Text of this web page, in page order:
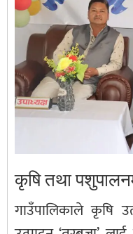
कृषि तथा
गाउँपालिकाले कृषि